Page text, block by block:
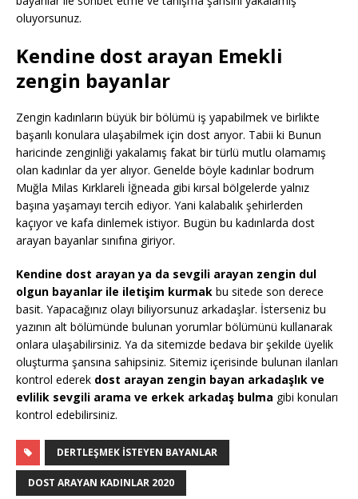
oluyorsunuz.
Kendine dost arayan Emekli
zengin bayanlar
Zengin kadınların büyük bir bölümü iş yapabilmek ve birlikte
başarılı konulara ulaşabilmek için dost arıyor. Tabii ki Bunun
haricinde zenginliği yakalamış fakat bir türlü mutlu olamamış
olan kadınlar da yer alıyor. Genelde böyle kadınlar bodrum
Muğla Milas Kırklareli İğneada gibi kırsal bölgelerde yalnız
başına yaşamayı tercih ediyor. Yani kalabalık şehirlerden
kaçıyor ve kafa dinlemek istiyor. Bugün bu kadınlarda dost
arayan bayanlar sınıfına giriyor.
Kendine dost arayan ya da sevgili arayan zengin dul
olgun bayanlar ile iletişim kurmak bu sitede son derece
basit. Yapacağınız olayı biliyorsunuz arkadaşlar. İsterseniz bu
yazının alt bölümünde bulunan yorumlar bölümünü kullanarak
onlara ulaşabilirsiniz. Ya da sitemizde bedava bir şekilde üyelik
oluşturma şansına sahipsiniz. Sitemiz içerisinde bulunan ilanları
kontrol ederek dost arayan zengin bayan arkadaşlık ve
evlilik sevgili arama ve erkek arkadaş bulma gibi konuları
kontrol edebilirsiniz.
DERTLEŞMEK İSTEYEN BAYANLAR
DOST ARAYAN KADINLAR 2020